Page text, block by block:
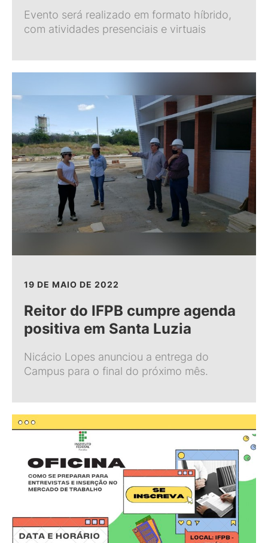
Evento será realizado em formato híbrido,
com atividades presenciais e virtuais
19 DE MAIO DE 2022
Reitor do IFPB cumpre agenda
positiva em Santa Luzia
Nicácio Lopes anunciou a entrega do
Campus para o final do próximo mês.